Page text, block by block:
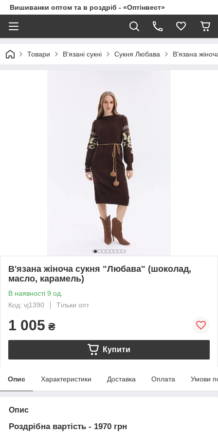
Вишиванки оптом та в роздріб - «Оптінвест»
Товари В'язані сукні Сукня Любава В'язана
В'язана жіноча сукня "Любава" (шоколад,
масло, карамель)
В наявності 9 од.
Код: vj1390
Тільки опт
1 005 ₴
Купити
Опис Характеристики Доставка Оплата Умови
Опис
Роздрібна вартість - 1970 грн